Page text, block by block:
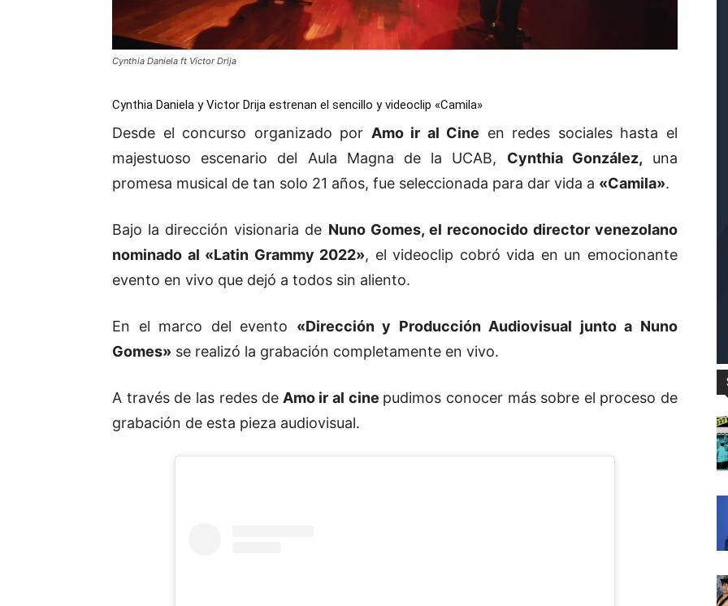
Cynthia Daniela ft Víctor Drija
Cynthia Daniela y Victor Drija estrenan el sencillo y videoclip «Camila»
Desde el concurso organizado por Amo ir al Cine en redes sociales hasta el
majestuoso escenario del Aula Magna de la UCAB, Cynthia González, una
promesa musical de tan solo 21 años, fue seleccionada para dar vida a «Camila».
Bajo la dirección visionaria de Nuno Gomes, el reconocido director venezolano
nominado al «Latin Grammy 2022», el videoclip cobró vida en un emocionante
evento en vivo que dejó a todos sin aliento.
En el marco del evento «Dirección y Producción Audiovisual junto a Nuno
Gomes» se realizó la grabación completamente en vivo.
A través de las redes de Amo ir al cine pudimos conocer más sobre el proceso de
grabación de esta pieza audiovisual.